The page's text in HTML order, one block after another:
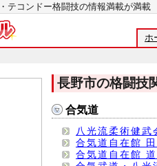
・テコンドー格闘技の情報満載が
ホ
長野市の格闘技
合気道
八光流柔術健武
合気道自在館
合気道自在館